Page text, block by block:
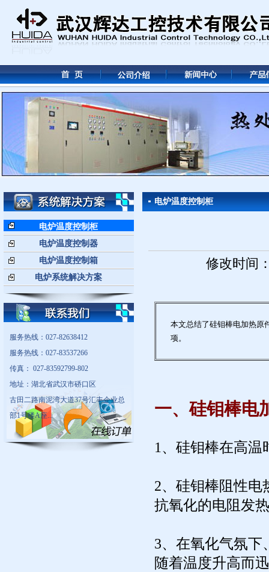
电炉温度控制柜
电炉温度控制器
电炉温度控制箱
电炉系统解决方案
服务热线：027-82638412
服务热线：027-83537266
传真： 027-83592799-802
地址：湖北省武汉市硚口区
古田二路南泥湾大道37号汇丰企业总
部1号楼A座...
电炉温度控制柜
修改时间
本文总结了硅钼棒电加热原
项。
一、硅钼棒电
1、硅钼棒在高温
2、硅钼棒阻性电
抗氧化的电阻发
3、在氧化气氛
随着温度升高而